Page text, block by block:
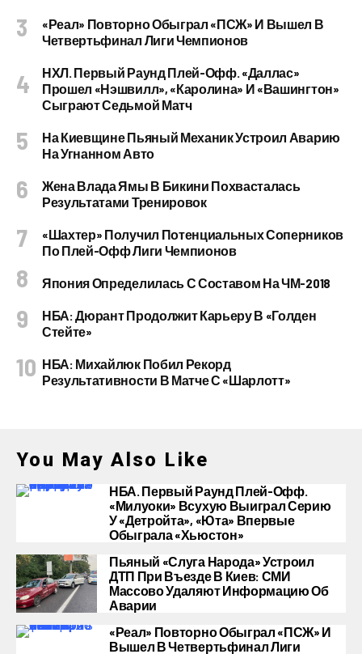
«Реал» Повторно Обыграл «ПСЖ» И Вышел В
Четвертьфинал Лиги Чемпионов
НХЛ. Первый Раунд Плей-Офф. «Даллас»
Прошел «Нэшвилл», «Каролина» И «Вашингтон»
Сыграют Седьмой Матч
На Киевщине Пьяный Механик Устроил Аварию
На Угнанном Авто
Жена Влада Ямы В Бикини Похвасталась
Результатами Тренировок
«Шахтер» Получил Потенциальных Соперников
По Плей-Офф Лиги Чемпионов
Япония Определилась С Составом На ЧМ-2018
НБА: Дюрант Продолжит Карьеру В «Голден
Стейте»
НБА: Михайлюк Побил Рекорд
Результативности В Матче С «Шарлотт»
You May Also Like
НБА. Первый Раунд Плей-Офф.
«Милуоки» Всухую Выиграл Серию
У «Детройта», «Юта» Впервые
Обыграла «Хьюстон»
Пьяный «слуга Народа» Устроил
ДТП При Въезде В Киев: СМИ
Массово Удаляют Информацию Об
Аварии
«Реал» Повторно Обыграл «ПСЖ» И
Вышел В Четвертьфинал Лиги